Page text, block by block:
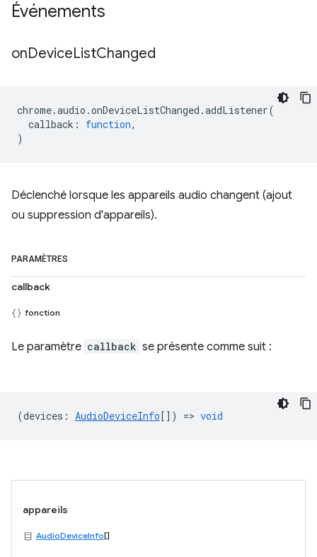
Événements
onDeviceListChanged
chrome.audio .onDeviceListChanged .addListener(
callback : function,
)
Déclenché lorsque les appareils audio changent (ajout
ou suppression d'appareils).
PARAMÈTRES
callback
fonction
Le paramètre callback se présente comme suit :
(devices : AudioDeviceInfo[]) => void
appareils
AudioDeviceInfo[]